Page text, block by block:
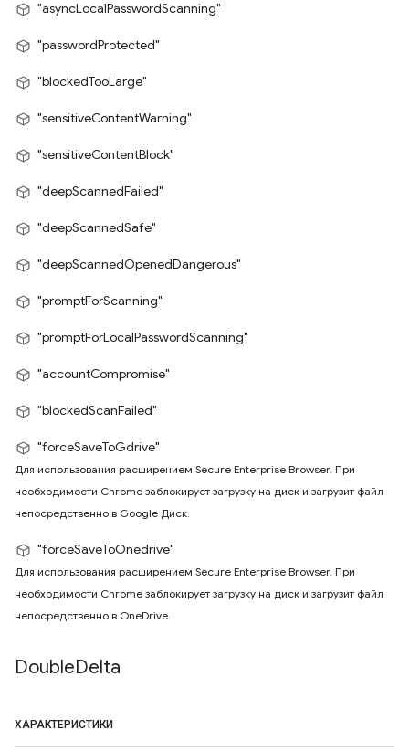
"asyncLocalPasswordScanning"
"passwordProtected"
"blockedTooLarge"
"sensitiveContentWarning"
"sensitiveContentBlock"
"deepScannedFailed"
"deepScannedSafe"
"deepScannedOpenedDangerous"
"promptForScanning"
"promptForLocalPasswordScanning"
"accountCompromise"
"blockedScanFailed"
"forceSaveToGdrive"
Для использования расширением Secure Enterprise Browser. При
необходимости Chrome заблокирует загрузку на диск и загрузит файл
непосредственно в Google Диск.
"forceSaveToOnedrive"
Для использования расширением Secure Enterprise Browser. При
необходимости Chrome заблокирует загрузку на диск и загрузит файл
непосредственно в OneDrive.
DoubleDelta
ХАРАКТЕРИСТИКИ